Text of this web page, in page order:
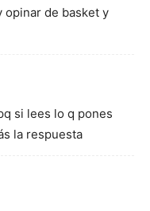
opinar de basket y
si lees lo q pones
la respuesta